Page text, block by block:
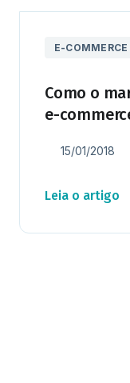
E-COMMERCE
Como o
e-
15/01/2018
Leia o artigo